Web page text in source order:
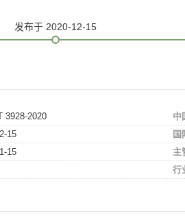
发布于 2020-12-15
3928-2020
15
15
中
国
主
行